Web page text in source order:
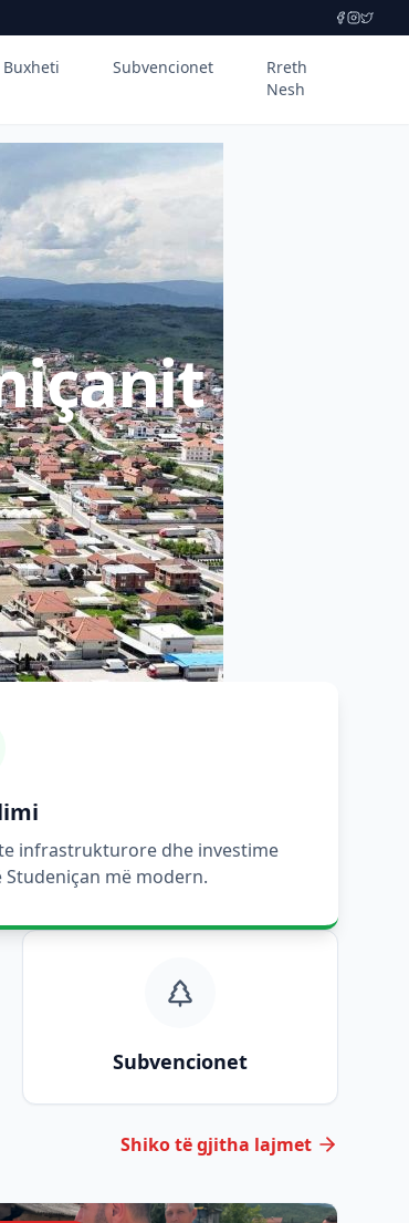
Buxheti Subvencionet
Rreth
Nesh
infrastrukturore dhe investime
Studeniçan më modern.
Subvencionet
Shiko të gjitha lajmet